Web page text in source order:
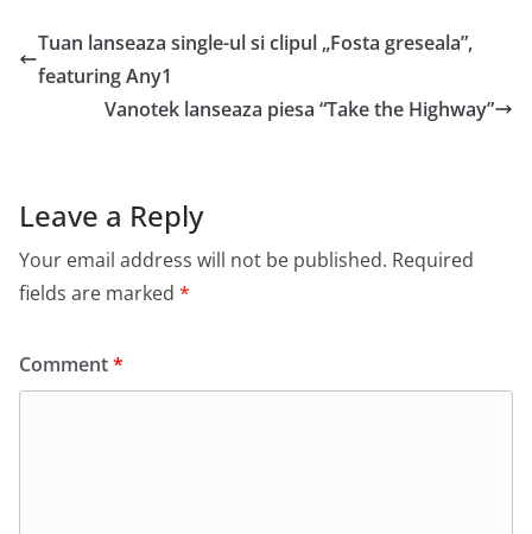
Tuan lanseaza single-ul si clipul „Fosta greseala”,
featuring Any1
Vanotek lanseaza piesa “Take the Highway”
Leave a Reply
Your email address will not be published. Required
fields are marked *
Comment*